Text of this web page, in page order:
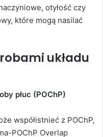
otyłość czy
które mogą nasilać
układu
płuc (POChP)
współistnieć z POChP,
POChP Overlap